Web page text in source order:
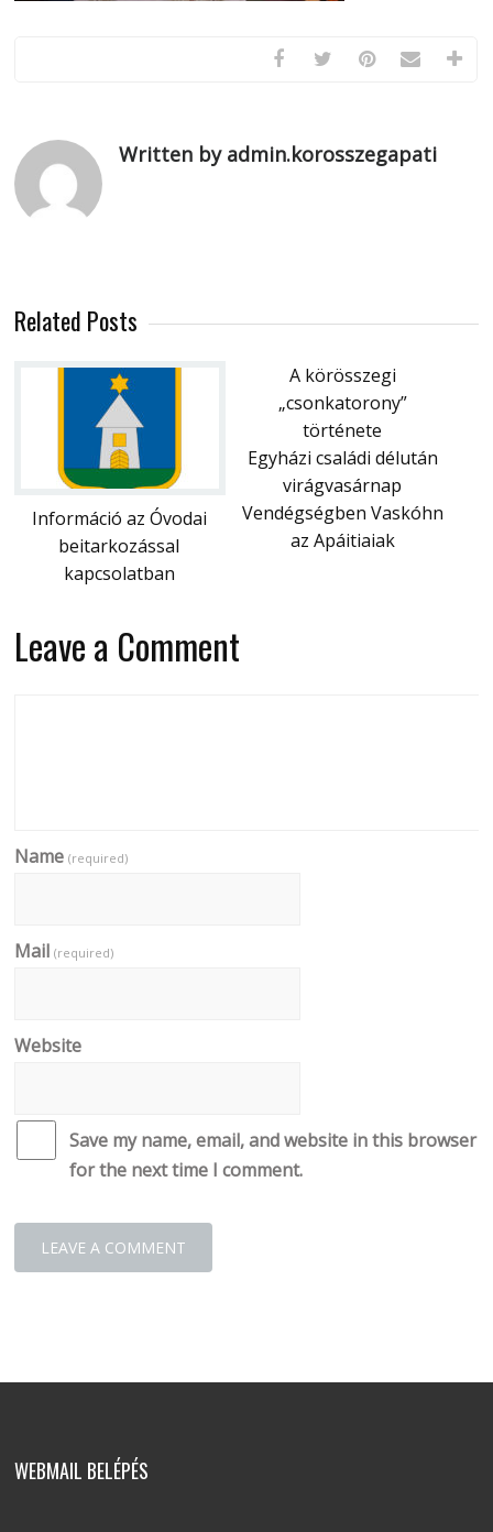
Written by admin.korosszegapati
Related Posts
Információ az Óvodai
beitarkozással
kapcsolatban
A körösszegi
„csonkatorony”
története
Egyházi családi délután
virágvasárnap
Vendégségben Vaskóhn
az Apáitiaiak
Leave a Comment
Name(required)
Mail(required)
Website
Save my name, email, and website in this browser
for the next time I comment.
WEBMAIL BELÉPÉS